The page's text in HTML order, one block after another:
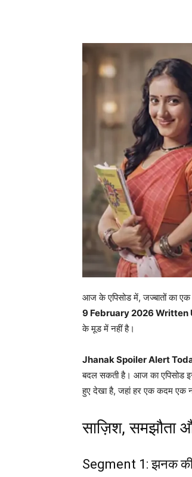
आज के एपिसोड में, जज्बातों का एक
9 February 2026 Written
के मूड में नहीं है।
Jhanak Spoiler Alert
बदल सकती है। आज का एपिसोड
हुए देखा है, जहां हर एक कदम एक
साज़िश, समझौता
Segment 1: झनक की